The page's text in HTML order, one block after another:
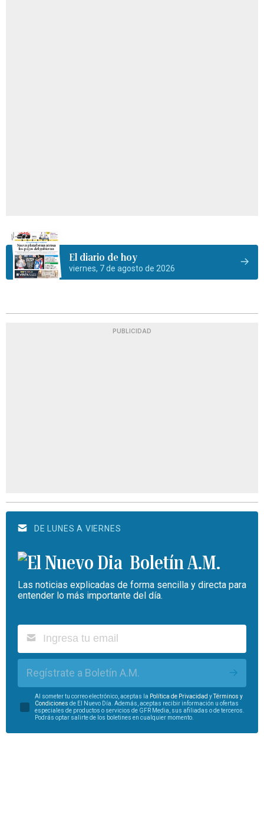
El diario de hoy
viernes, 7 de agosto de 2026
PUBLICIDAD
DE LUNES A VIERNES
Boletín A.M.
Las noticias explicadas de forma sencilla y directa para
entender lo más importante del día.
Regístrate a Boletín A.M.
Al someter tu correo electrónico, aceptas la Política de Privacidad yTérminos y
Condiciones de El Nuevo Día. Además, aceptas recibir información u ofertas
especiales de productos o servicios de GFR Media, sus afiliadas o de terceros.
Podrás optar salirte de los boletines en cualquier momento.